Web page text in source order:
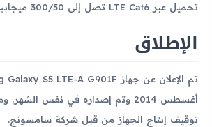
تحميل عبر LTE Cat6 تصل إلى 300/50 ميجابيت في الثانية.
الإطلاق
أغسطس 2014 وتم إصداره في نفس
توقيف إنتاج الجهاز من قبل شركة سامسونج.